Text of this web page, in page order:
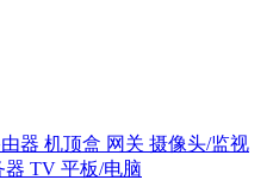
器 机顶盒 网关 摄像头/监视
器 TV 平板/电脑